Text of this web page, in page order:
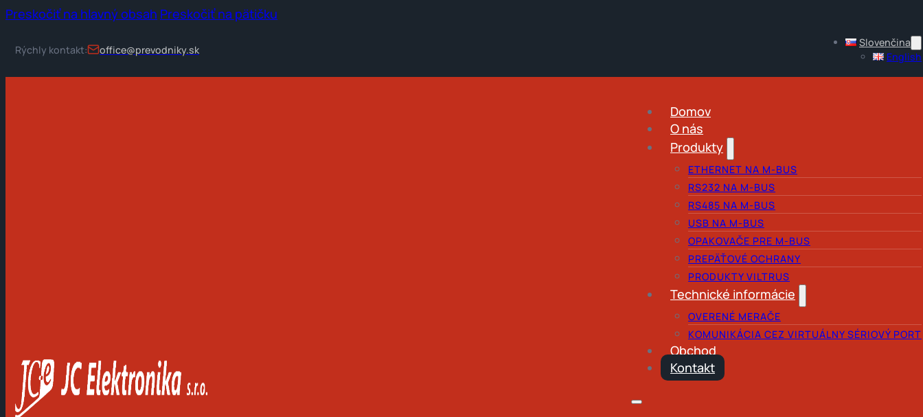
Preskočiť na hlavný obsah Preskočiť na pätičku
Rýchly kontakt: office@prevodniky.sk
Slovenčina
English
Domov
O nás
Produkty
ETHERNET NA M-BUS
RS232 NA M-BUS
RS485 NA M-BUS
USB NA M-BUS
OPAKOVAČE PRE M-BUS
PREPÄŤOVÉ OCHRANY
PRODUKTY VILTRUS
Technické informácie
OVERENÉ MERAČE
KOMUNIKÁCIA CEZ VIRTUÁLNY SÉRIOVÝ PORT
Obchod
Kontakt